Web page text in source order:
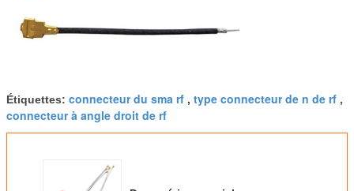
Étiquettes: connecteur du sma rf , type connecteur de n de rf ,
connecteur à angle droit de rf